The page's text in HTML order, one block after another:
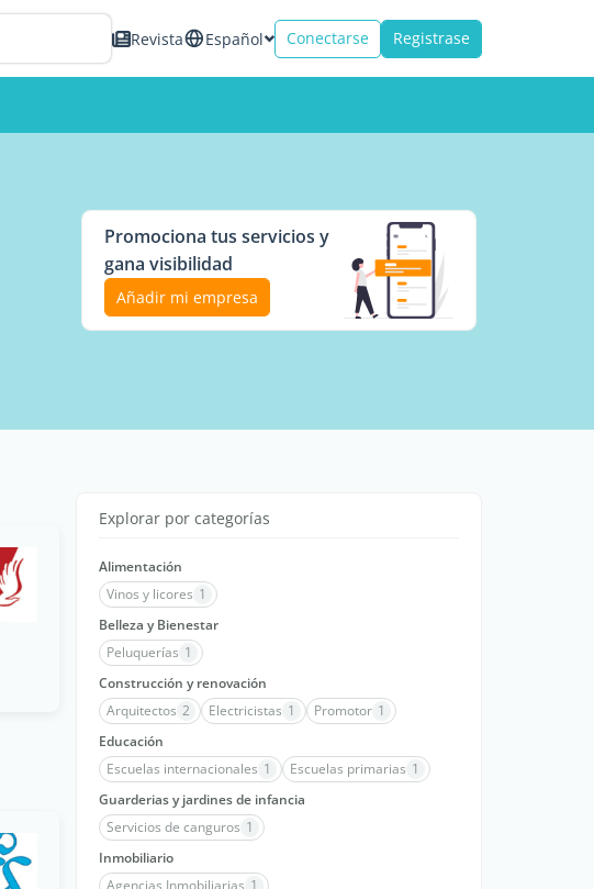
Revista Español Conectarse Registrase
Promociona tus servicios y
gana visibilidad
Añadir mi empresa
Explorar por categorías
Alimentación
Vinos y licores 1
Belleza y Bienestar
Peluquerías 1
Construcción y renovación
Arquitectos 2 Electricistas 1 Promotor 1
Educación
Escuelas internacionales 1 Escuelas primarias 1
Guarderias y jardines de infancia
Servicios de canguros 1
Inmobiliario
Agencias Inmobiliarias 1